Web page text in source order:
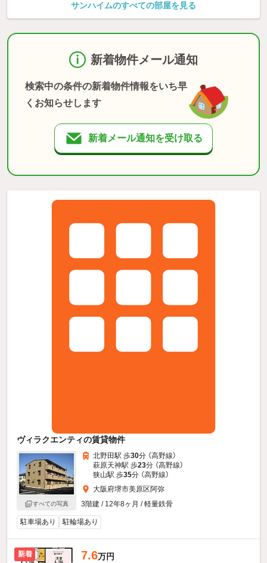
サンハイムのすべての部屋を見る
新着物件メール通知
検索中の条件の新着物件情報をいち早
くお知らせします
新着メール通知を受け取る
ヴィラクエンティの賃貸物件
すべての写真
北野田駅 歩30分 （高野線）
萩原天神駅 歩23分 （高野線）
狭山駅 歩35分 （高野線）
大阪府堺市美原区阿弥
3階建 / 12年8ヶ月 / 軽量鉄骨
駐車場あり 駐輪場あり
新着 7.6万円